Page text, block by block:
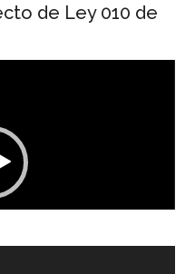
de Ley 010 de
01:04